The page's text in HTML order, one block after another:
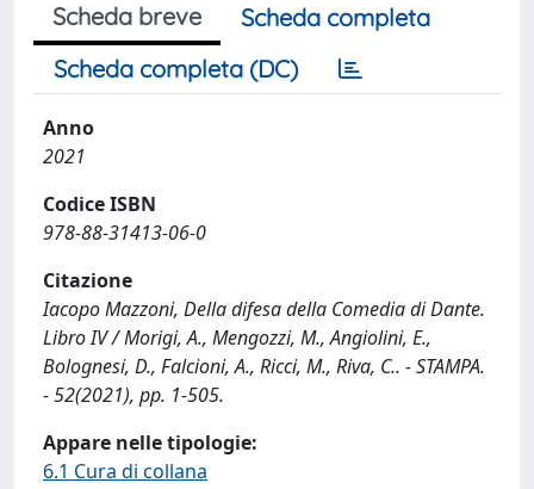
Scheda breve
Scheda completa
Scheda completa (DC)
Anno
2021
Codice ISBN
978-88-31413-06-0
Citazione
Iacopo Mazzoni, Della difesa della Comedia di Dante.
Libro IV / Morigi, A., Mengozzi, M., Angiolini, E.,
Bolognesi, D., Falcioni, A., Ricci, M., Riva, C.. - STAMPA.
- 52(2021), pp. 1-505.
Appare nelle tipologie:
6.1 Cura di collana